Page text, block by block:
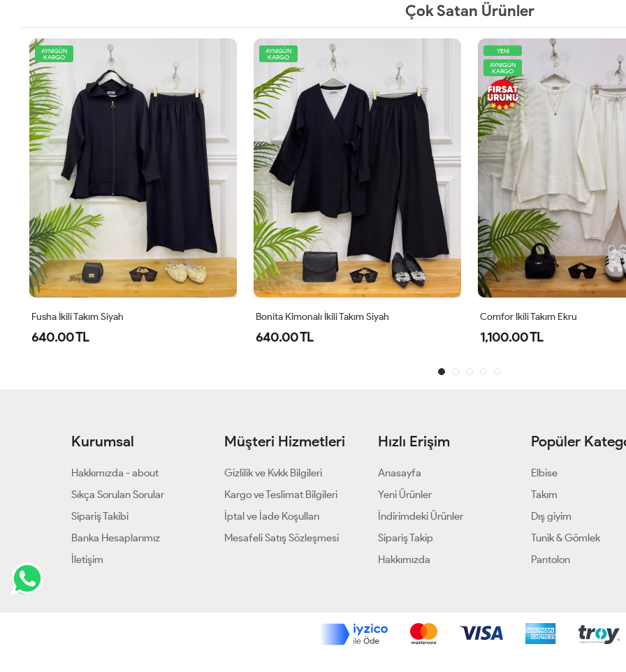
Çok Satan Ürünler
AYNIGÜN
KARGO
Bonita Kimonalı İkili Takım Siyah
640.00 TL
YENİ
AYNIGÜN
KARGO
Comfor Ikili Takım Ekru
1,100.00 TL
AYNIGÜN
KARGO
Lidya İkili Takım Siyah
640.00 TL
Kurumsal
Hakkımızda - about
Sıkça Sorulan Sorular
Sipariş Takibi
Banka Hesaplarımız
İletişim
Müşteri Hizmetleri
Gizlilik ve Kvkk Bilgileri
Kargo ve Teslimat Bilgileri
İptal ve İade Koşulları
Mesafeli Satış Sözleşmesi
Hızlı Erişim
Anasayfa
Yeni Ürünler
İndirimdeki Ürünler
Sipariş Takip
Hakkımızda
Popüler
Elbise
Takım
Dış giyim
Tunik & Gömlek
Pantolon